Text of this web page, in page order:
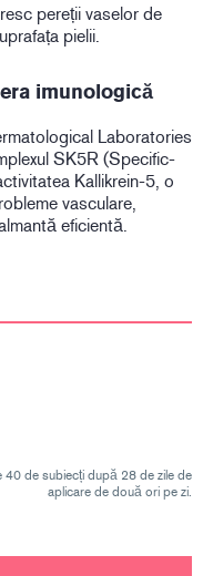
pereții vaselor de
pielii.
imunologică
Laboratories
SK5R (Specific-
Kallikrein-5, o
vasculare,
eficientă.
40 de subiecți după 28 de zile de
aplicare de două ori pe zi.